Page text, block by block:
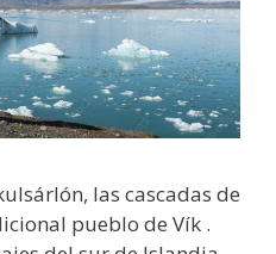
las cascadas de
pueblo de Vík .